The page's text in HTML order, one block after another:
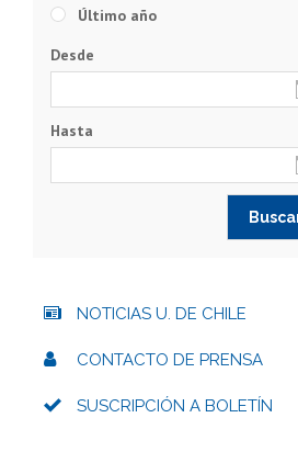
Último año
Desde
Hasta
NOTICIAS U. DE CHILE
CONTACTO DE PRENSA
SUSCRIPCIÓN A BOLETÍN